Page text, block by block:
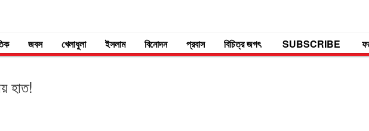
জবস খেলাধুলা ইসলাম বিনোদন প্রবাস বিচিত্র জগৎ SUBSCRIBE
হাত!